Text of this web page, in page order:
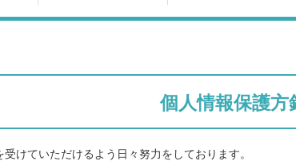
個人情報保護方
けていただけるよう日々努力をしております。